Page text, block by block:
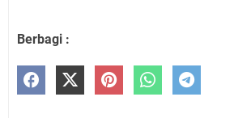
Berbagi :